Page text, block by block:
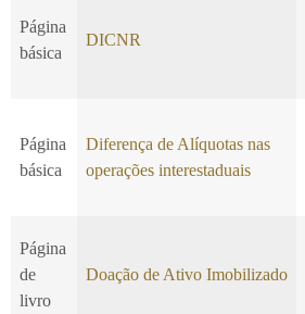
Página
básica
DICNR
Página
básica
Diferença de Alíquotas nas
operações interestaduais
Página
de
livro
Doação de Ativo Imobilizado